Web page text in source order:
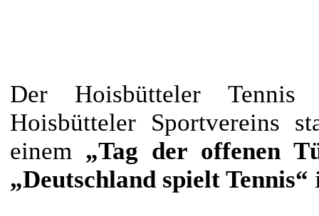
Der Hoisbütteler T
Hoisbütteler Sportvereins
einem „Tag der offenen
„Deutschland spielt Tennis“